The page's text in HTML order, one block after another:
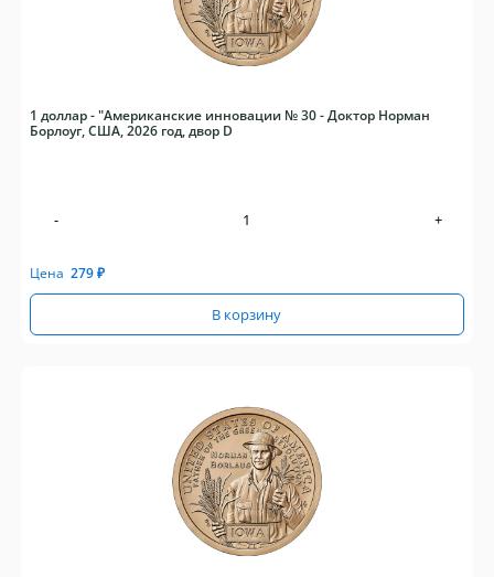
1 доллар - "Американские инновации № 30 - Доктор Норман
Борлоуг, США, 2026 год, двор D
- +
Цена 279₽
В корзину